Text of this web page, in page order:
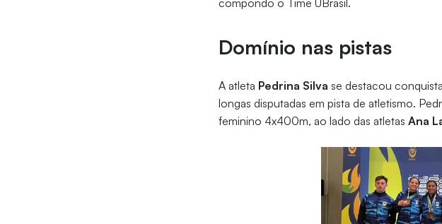
compondo o Time UBrasil.
Domínio nas pistas
A atleta Pedrina Silva se destacou
longas disputadas em pista de atletismo.
feminino 4x400m, ao lado das atletas Ana